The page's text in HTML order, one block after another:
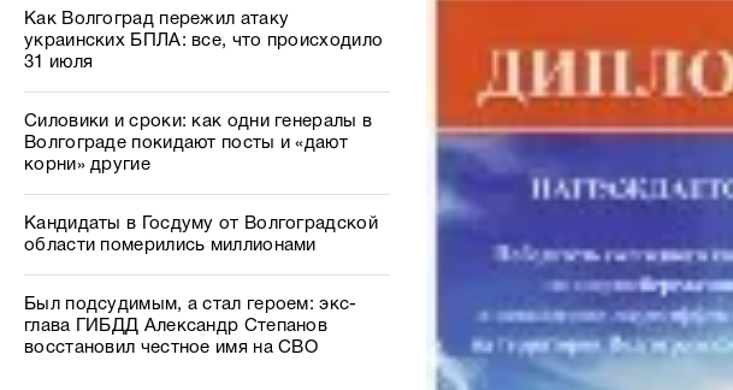
Как Волгоград пережил атаку
украинских БПЛА: все, что происходило
31 июля
Силовики и сроки: как одни генералы в
Волгограде покидают посты и «дают
корни» другие
Кандидаты в Госдуму от Волгоградской
области померились миллионами
Был подсудимым, а стал героем: экс-
глава ГИБДД Александр Степанов
восстановил честное имя на СВО